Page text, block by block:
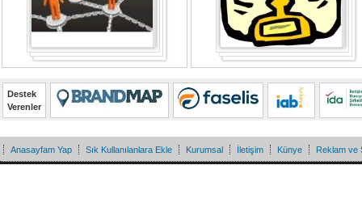
Destek
Verenler
Anasayfam Yap Sık Kullanılanlara Ekle Kurumsal İletişim Künye Reklam ve